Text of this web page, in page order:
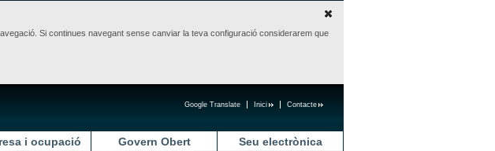
Si continues navegant sense canviar la teva configuració considerarem que
Contacte
Inici
Google Translate
i ocupació Govern Obert Seu electrònica